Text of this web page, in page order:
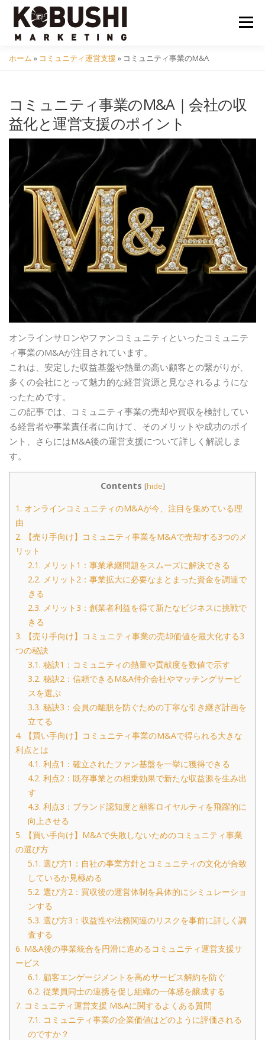
メニュ
コミュニティ サービス 資料DL 問い合わせ
ホーム » コミュニティ運営支援 » コミュニティ事業のM&A
コミュニティ事業のM&A｜会社の収
益化と運営支援のポイント
オンラインサロンやファンコミュニティといったコミュニテ
ィ事業のM&Aが注目されています。
これは、安定した収益基盤や熱量の高い顧客との繋がりが、
多くの会社にとって魅力的な経営資源と見なされるようにな
ったためです。
この記事では、コミュニティ事業の売却や買収を検討してい
る経営者や事業責任者に向けて、そのメリットや成功のポイ
ント、さらにはM&A後の運営支援について詳しく解説しま
す。
Contents [hide]
1. オンラインコミュニティのM&Aが今、注目を集めている理
由
2. 【売り手向け】コミュニティ事業をM&Aで売却する3つのメ
リット
2.1. メリット1：事業承継問題をスムーズに解決できる
2.2. メリット2：事業拡大に必要なまとまった資金を調達で
きる
2.3. メリット3：創業者利益を得て新たなビジネスに挑戦で
きる
3. 【売り手向け】コミュニティ事業の売却価値を最大化する3
つの秘訣
3.1. 秘訣1：コミュニティの熱量や貢献度を数値で示す
3.2. 秘訣2：信頼できるM&A仲介会社やマッチングサービ
スを選ぶ
3.3. 秘訣3：会員の離脱を防ぐための丁寧な引き継ぎ計画を
立てる
4. 【買い手向け】コミュニティ事業のM&Aで得られる大きな
利点とは
4.1. 利点1：確立されたファン基盤を一挙に獲得できる
4.2. 利点2：既存事業との相乗効果で新たな収益源を生み出
す
4.3. 利点3：ブランド認知度と顧客ロイヤルティを飛躍的に
向上させる
5. 【買い手向け】M&Aで失敗しないためのコミュニティ事業
の選び方
5.1. 選び方1：自社の事業方針とコミュニティの文化が合致
しているか見極める
5.2. 選び方2：買収後の運営体制を具体的にシミュレーショ
ンする
5.3. 選び方3：収益性や法務関連のリスクを事前に詳しく調
査する
6. M&A後の事業統合を円滑に進めるコミュニティ運営支援サ
ービス
6.1. 顧客エンゲージメントを高めサービス解約を防ぐ
6.2. 従業員同士の連携を促し組織の一体感を醸成する
7. コミュニティ運営支援 M&Aに関するよくある質問
7.1. コミュニティ事業の企業価値はどのように評価される
のですか？